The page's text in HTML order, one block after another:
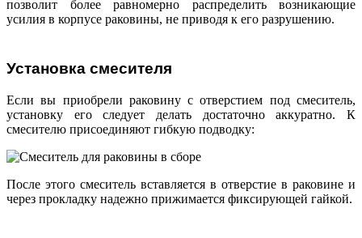
позволит более равномерно распределить возникающие
усилия в корпусе раковины, не приводя к его разрушению.
Установка смесителя
Если вы приобрели раковину с отверстием под смеситель,
установку его следует делать достаточно аккуратно. К
смесителю присоединяют гибкую подводку:
После этого смеситель вставляется в отверстие в раковине и
через прокладку надежно прижимается фиксирующей гайкой.